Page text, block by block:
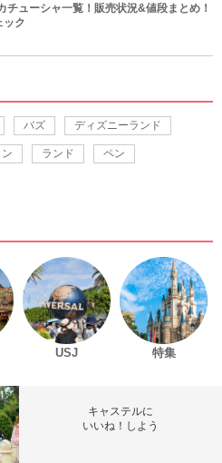
チューシャ一覧！販売状況&値段まとめ！
ック
バズ ディズニーランド
ランド ペン
USJ 特集
キャステルに
いいね！しよう